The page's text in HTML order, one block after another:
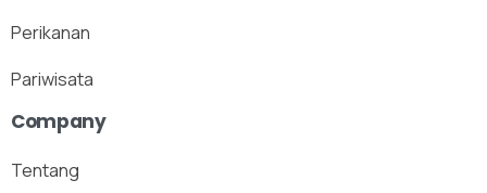
Perikanan
Pariwisata
Company
Tentang